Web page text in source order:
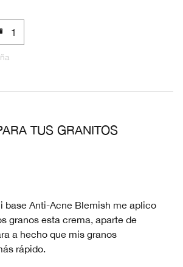
1
TUS GRANITOS
base Anti-Acne Blemish me aplico
granos esta crema, aparte de
a hecho que mis granos
rápido.